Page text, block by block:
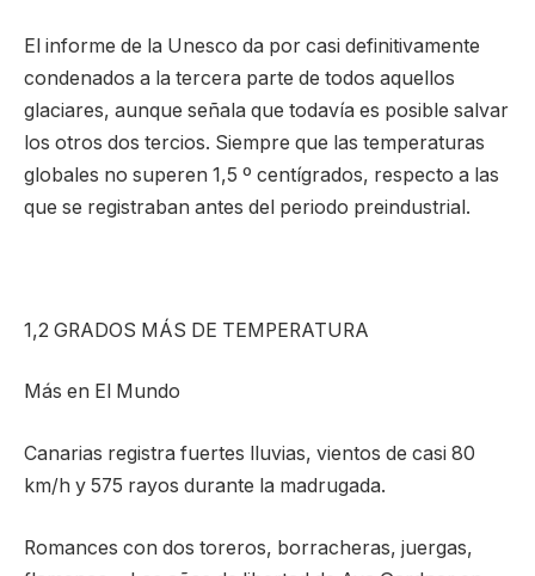
El informe de la Unesco da por casi definitivamente
condenados a la tercera parte de todos aquellos
glaciares, aunque señala que todavía es posible salvar
los otros dos tercios. Siempre que las temperaturas
globales no superen 1,5 º centígrados, respecto a las
que se registraban antes del periodo preindustrial.
1,2 GRADOS MÁS DE TEMPERATURA
Más en El Mundo
Canarias registra fuertes lluvias, vientos de casi 80
km/h y 575 rayos durante la madrugada.
Romances con dos toreros, borracheras, juergas,